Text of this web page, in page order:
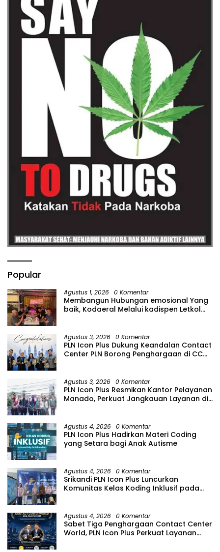
Popular
Agustus 1, 2026 0 Komentar
Membangun Hubungan emosional Yang
baik, Kodaeral Melalui kadispen Letkol
suasana Santai lebih Dekat Dan
Harmonis.
Agustus 3, 2026 0 Komentar
PLN Icon Plus Dukung Keandalan Contact
Center PLN Borong Penghargaan di CCW
Agustus 3, 2026 0 Komentar
PLN Icon Plus Resmikan Kantor Pelayanan
Manado, Perkuat Jangkauan Layanan di
Agustus 4, 2026 0 Komentar
PLN Icon Plus Hadirkan Materi Coding
yang Setara bagi Anak Autisme
Agustus 4, 2026 0 Komentar
Srikandi PLN Icon Plus Luncurkan
Komunitas Kelas Koding Inklusif pada
Agustus 4, 2026 0 Komentar
Sabet Tiga Penghargaan Contact Center
World, PLN Icon Plus Perkuat Layanan